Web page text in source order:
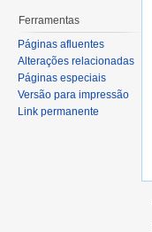
Ferramentas
Páginas afluentes
Alterações relacionadas
Páginas especiais
Versão para impressão
Link permanente